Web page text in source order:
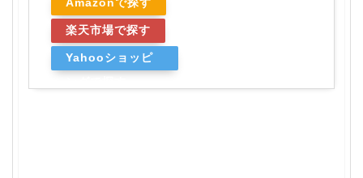
Amazonで探す
楽天市場で探す
Yahooショッピ